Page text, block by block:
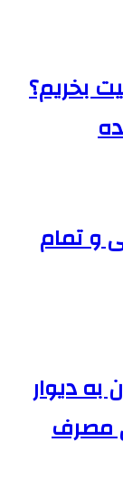
بخریم؟
و تمام
دیوار
مصرف